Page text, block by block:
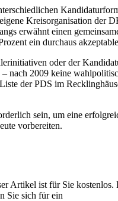
Kreisorganisation der
erwähnt einen
ein durchaus
oder der
nach 2009 keine
der PDS im
sein, um eine
vorbereiten.
Artikel ist für Sie kostenlos.
Sie sich für ein